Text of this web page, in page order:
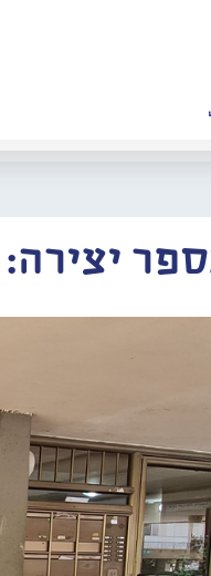
יצירה: #3021